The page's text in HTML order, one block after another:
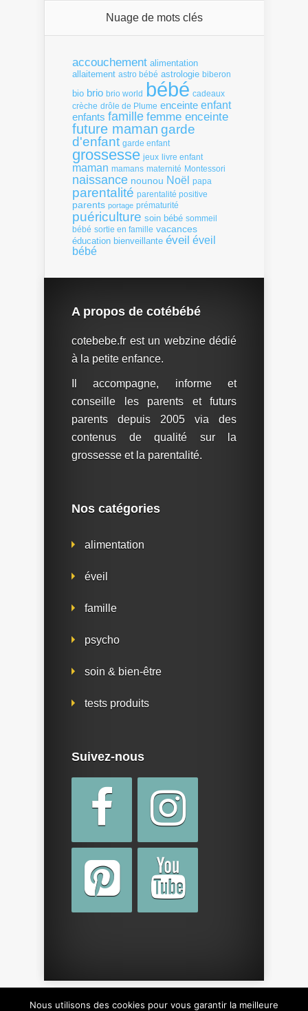
Nuage de mots clés
accouchement alimentation
allaitement astro bébé astrologie biberon
bio brio brio world bébé cadeaux
crèche drôle de Plume enceinte enfant
enfants famille femme enceinte
future maman garde
d'enfant garde enfant
grossesse jeux livre enfant
maman mamans maternité Montessori
naissance nounou Noël papa
parentalité parentalité positive
parents portage prématurité
puériculture soin bébé sommeil
bébé sortie en famille vacances
éducation bienveillante éveil éveil
bébé
A propos de cotébébé
cotebebe.fr est un webzine dédié
à la petite enfance.
Il accompagne, informe et
conseille les parents et futurs
parents depuis 2005 via des
contenus de qualité sur la
grossesse et la parentalité.
Nos catégories
alimentation
éveil
famille
psycho
soin & bien-être
tests produits
Suivez-nous
Nous utilisons des cookies pour vous garantir la meilleure